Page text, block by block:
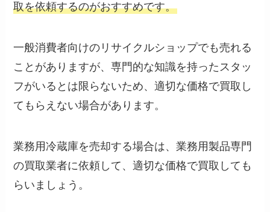
取を依頼するのがおすすめです。
一般消費者向けのリサイクルショップでも売れる
ことがありますが、専門的な知識を持ったスタッ
フがいるとは限らないため、適切な価格で買取し
てもらえない場合があります。
業務用冷蔵庫を売却する場合は、業務用製品専門
の買取業者に依頼して、適切な価格で買取しても
らいましょう。